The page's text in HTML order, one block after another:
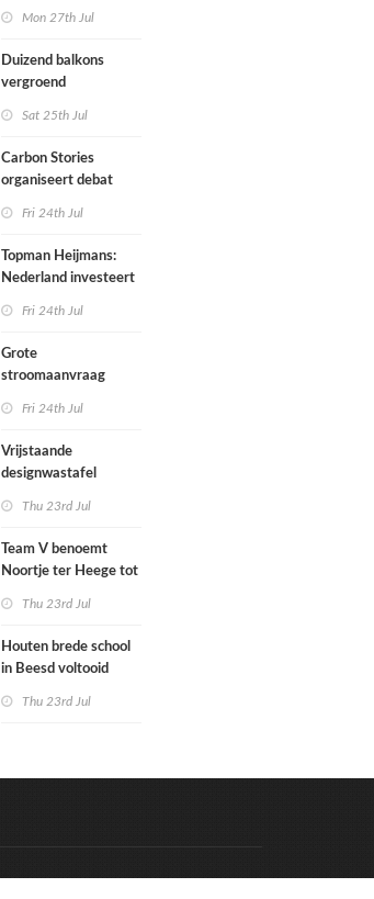
kamerensemble
Mon 27th Jul
Duizend balkons
vergroend
Sat 25th Jul
Carbon Stories
organiseert debat
Fri 24th Jul
Topman Heijmans:
Nederland investeert
Fri 24th Jul
Grote
stroomaanvraag
afgewezen
Fri 24th Jul
Vrijstaande
designwastafel
Thu 23rd Jul
Team V benoemt
Noortje ter Heege tot
Thu 23rd Jul
Houten brede school
in Beesd voltooid
Thu 23rd Jul